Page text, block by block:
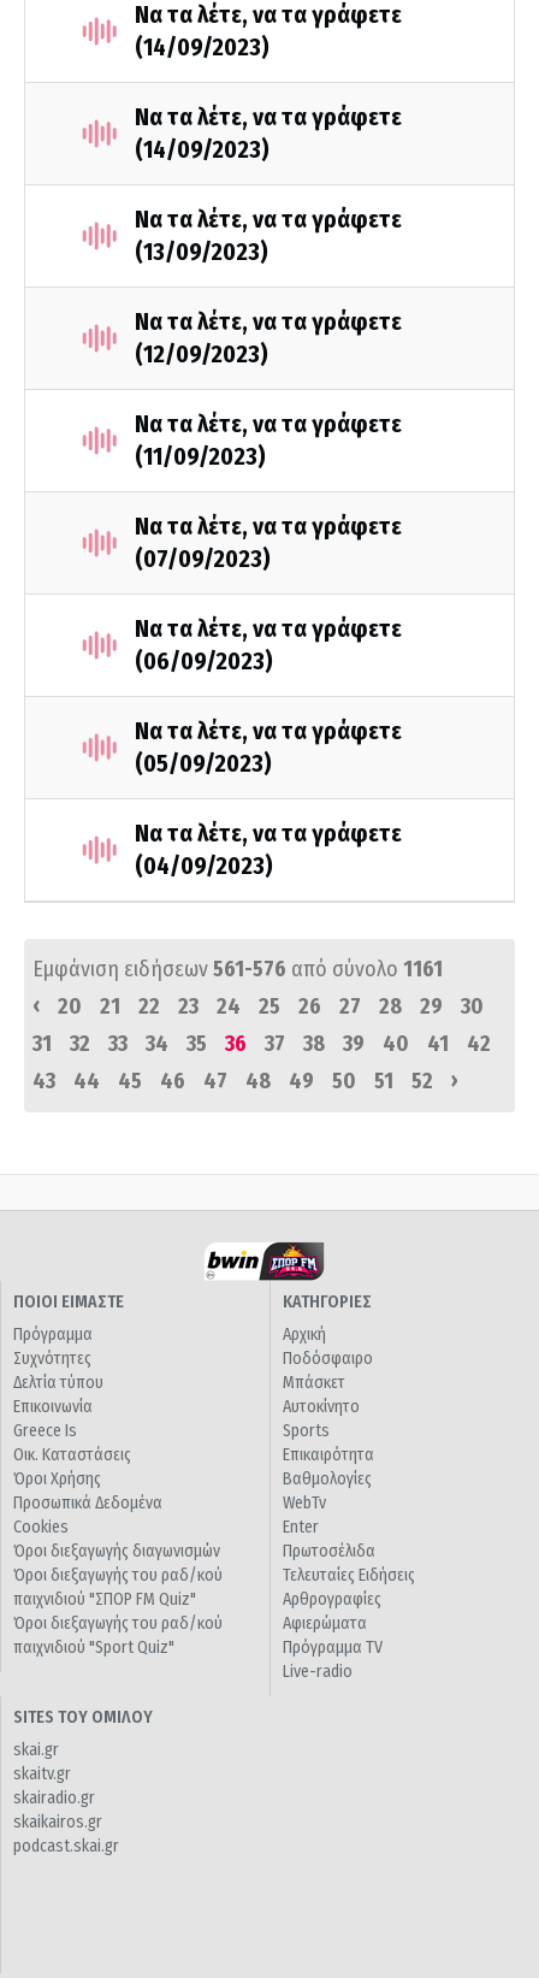
Να τα λέτε, να τα γράφετε
(14/09/2023)
Να τα λέτε, να τα γράφετε
(14/09/2023)
Να τα λέτε, να τα γράφετε
(13/09/2023)
Να τα λέτε, να τα γράφετε
(12/09/2023)
Να τα λέτε, να τα γράφετε
(11/09/2023)
Να τα λέτε, να τα γράφετε
(07/09/2023)
Να τα λέτε, να τα γράφετε
(06/09/2023)
Να τα λέτε, να τα γράφετε
(05/09/2023)
Να τα λέτε, να τα γράφετε
(04/09/2023)
Εμφάνιση ειδήσεων561-576 από σύνολο 1161
‹
20 21 22 23 24 25 26 27 28 29
30
31
32 33 34 35 36 37 38 39 40 41
42
43
44 45 46 47 48 49 50 51 52 ›
ΠΟΙΟΙ ΕΙΜΑΣΤΕ
Πρόγραμμα
Συχνότητες
Δελτία τύπου
Επικοινωνία
Greece Is
Οικ. Καταστάσεις
Όροι Χρήσης
Προσωπικά Δεδομένα
Cookies
Όροι διεξαγωγής διαγωνισμών
Όροι διεξαγωγής του ραδ/κού
παιχνιδιού "ΣΠΟΡ FM Quiz"
Όροι διεξαγωγής του ραδ/κού
παιχνιδιού "Sport Quiz"
ΚΑΤΗΓΟΡΙΕΣ
Αρχική
Ποδόσφαιρο
Μπάσκετ
Αυτοκίνητο
Sports
Επικαιρότητα
Βαθμολογίες
WebTv
Enter
Πρωτοσέλιδα
Τελευταίες Ειδήσεις
Αρθρογραφίες
Αφιερώματα
Πρόγραμμα TV
Live-radio
SITES ΤΟΥ ΟΜΙΛΟΥ
skai.gr
skaitv.gr
skairadio.gr
skaikairos.gr
podcast.skai.gr